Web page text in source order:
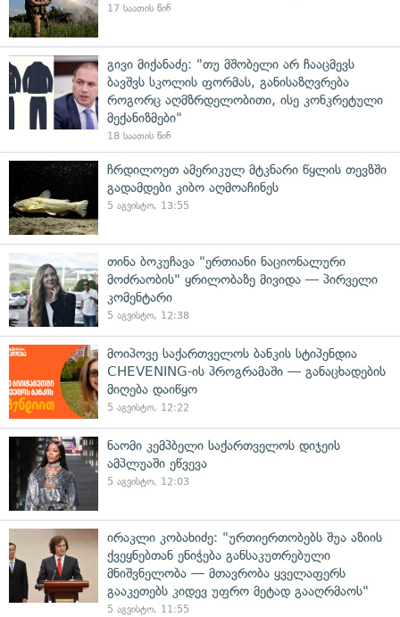
17 საათის წინ
გივი მიქანაძე: "თუ მშობელი არ ჩააცმევს
ბავშვს სკოლის ფორმას, განისაზღვრება
როგორც აღმზრდელობითი, ისე კონკრეტული
მექანიზმები"
18 საათის წინ
ჩრდილოეთ ამერიკულ მტკნარი წყლის თევზში
გადამდები კიბო აღმოაჩინეს
5 აგვისტო, 13:55
თინა ბოკუჩავა "ერთიანი ნაციონალური
მოძრაობის" ყრილობაზე მივიდა — პირველი
კომენტარი
5 აგვისტო, 12:38
მოიპოვე საქართველოს ბანკის სტიპენდია
CHEVENING-ის პროგრამაში — განაცხადების
მიღება დაიწყო
5 აგვისტო, 12:22
ნაომი კემპბელი საქართველოს დიჯეის
ამპლუაში ეწვევა
5 აგვისტო, 12:03
ირაკლი კობახიძე: "ურთიერთობებს შუა აზიის
ქვეყნებთან ენიჭება განსაკუთრებული
მნიშვნელობა — მთავრობა ყველაფერს
გააკეთებს კიდევ უფრო მეტად გააღრმაოს"
5 აგვისტო, 11:55